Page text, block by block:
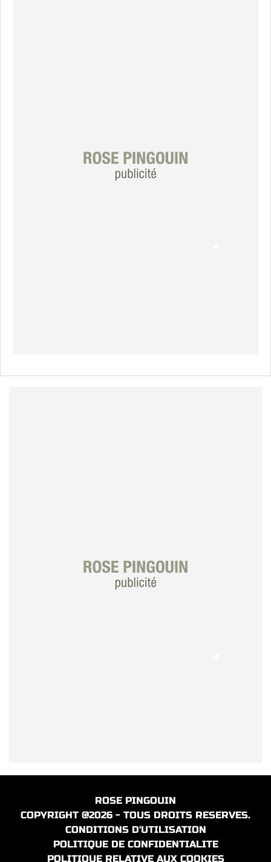
ROSE PINGOUIN
COPYRIGHT @2026 - TOUS DROITS RESERVES.
CONDITIONS D'UTILISATION
POLITIQUE DE CONFIDENTIALITE
POLITIQUE RELATIVE AUX COOKIES